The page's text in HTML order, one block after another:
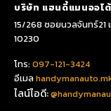
บริษัท แฮนดี้แมนออโ
15/268 ซอยนวลจันทร์21
10230
โทร:097-121-3424
อีเมล
ไลน์ไอดี: